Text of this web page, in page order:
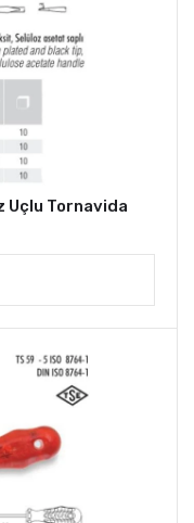
Uçlu Tornavida